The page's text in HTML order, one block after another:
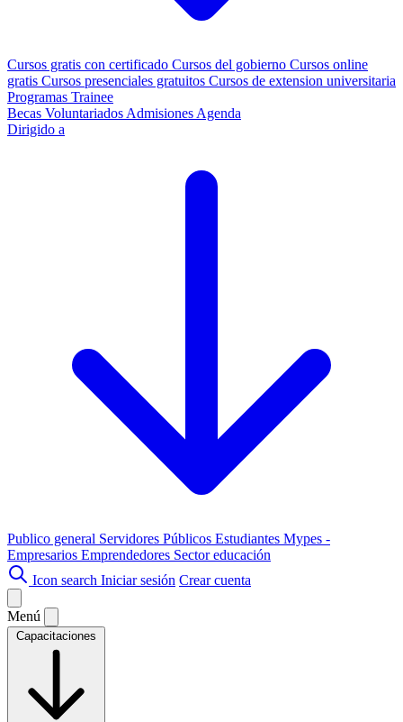
Cursos gratis con certificado Cursos del gobierno Cursos online
gratis Cursos presenciales gratuitos Cursos de extension universitaria
Programas Trainee
Becas Voluntariados Admisiones Agenda
Dirigido a
Publico general Servidores Públicos Estudiantes Mypes -
Empresarios Emprendedores Sector educación
Icon search Iniciar sesión Crear cuenta
Menú
Capacitaciones